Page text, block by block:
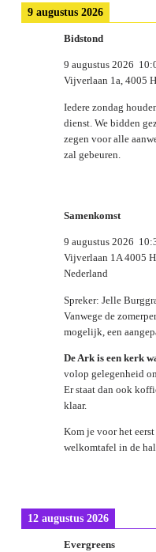
9 augustus 2026
Bidstond
9 augustus 2026
Vijverlaan 1a, 4005
Iedere zondag
dienst. We bidden
zegen voor alle
zal gebeuren.
Samenkomst
9 augustus 2026
Vijverlaan 1A 4005
Nederland
Spreker: Jelle
Vanwege de
mogelijk, een
De Ark is een kerk
volop gelegenheid
Er staat dan ook
klaar.
Kom je voor het
welkomtafel in de
12 augustus 2026
Evergreens